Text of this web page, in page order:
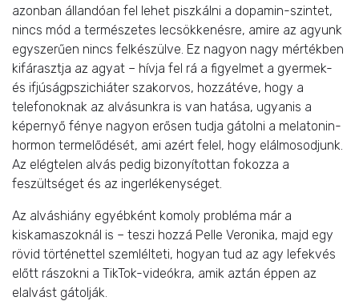
azonban állandóan fel lehet piszkálni a dopamin-szintet,
nincs mód a természetes lecsökkenésre, amire az agyunk
egyszerűen nincs felkészülve. Ez nagyon nagy mértékben
kifárasztja az agyat – hívja fel rá a figyelmet a gyermek-
és ifjúságpszichiáter szakorvos, hozzátéve, hogy a
telefonoknak az alvásunkra is van hatása, ugyanis a
képernyő fénye nagyon erősen tudja gátolni a melatonin-
hormon termelődését, ami azért felel, hogy elálmosodjunk.
Az elégtelen alvás pedig bizonyítottan fokozza a
feszültséget és az ingerlékenységet.
Az alváshiány egyébként komoly probléma már a
kiskamaszoknál is – teszi hozzá Pelle Veronika, majd egy
rövid történettel szemlélteti, hogyan tud az agy lefekvés
előtt rászokni a TikTok-videókra, amik aztán éppen az
elalvást gátolják.